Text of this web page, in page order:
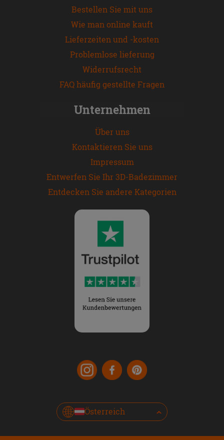
Bestellen Sie mit uns
Wie man online kauft
Lieferzeiten und -kosten
Problemlose lieferung
Widerrufsrecht
FAQ häufig gestellte Fragen
Unternehmen
Über uns
Kontaktieren Sie uns
Impressum
Entwerfen Sie Ihr 3D-Badezimmer
Entdecken Sie andere Kategorien
Österreich